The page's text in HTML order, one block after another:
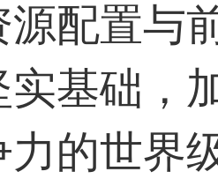
源配置与
实基础，
力的世界